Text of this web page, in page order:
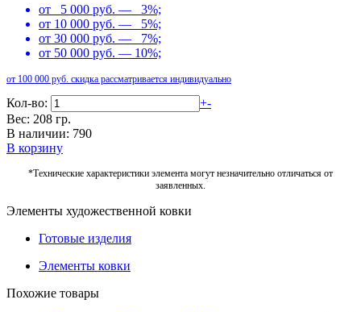
от 5 000 руб. — 3%;
от 10 000 руб. — 5%;
от 30 000 руб. — 7%;
от 50 000 руб. — 10%;
от 100 000 руб. скидка рассматривается индивидуально
Кол-во: +-
Вес: 208 гр.
В наличии: 790
В корзину
*Технические характеристики элемента могут незначительно отличаться от
заявленных.
Элементы художественной ковки
Готовые изделия
Элементы ковки
Похожие товары